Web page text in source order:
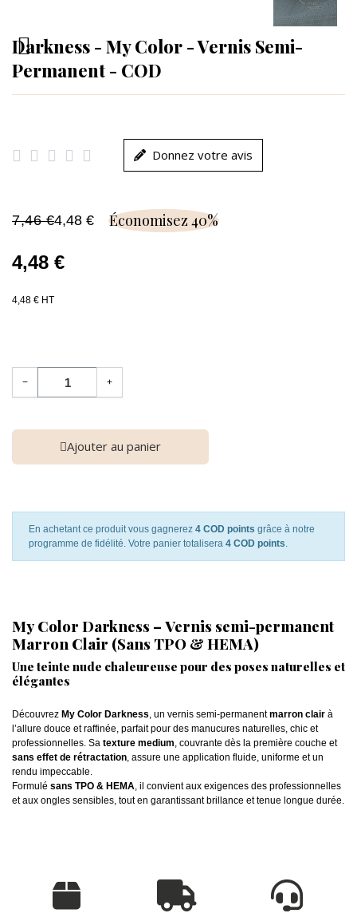
Darkness - My Color - Vernis Semi-
Permanent - COD
     Donnez votre avis
7,46 €4,48 € Économisez 40%
4,48 €
4,48 € HT
− +
Ajouter au panier
En achetant ce produit vous gagnerez 4 COD points grâce à notre
programme de fidélité. Votre panier totalisera 4 COD points.
My Color Darkness – Vernis semi-permanent
Marron Clair (Sans TPO & HEMA)
Une teinte nude chaleureuse pour des poses naturelles et
élégantes
Découvrez My Color Darkness, un vernis semi-permanentmarron clair à
l’allure douce et raffinée, parfait pour des manucures naturelles, chic et
professionnelles. Sa texture medium, couvrante dès la première couche et
sans effet de rétractation, assure une application fluide, uniforme et un
rendu impeccable.
Formulé sans TPO & HEMA, il convient aux exigences des professionnelles
et aux ongles sensibles, tout en garantissant brillance et tenue longue durée.